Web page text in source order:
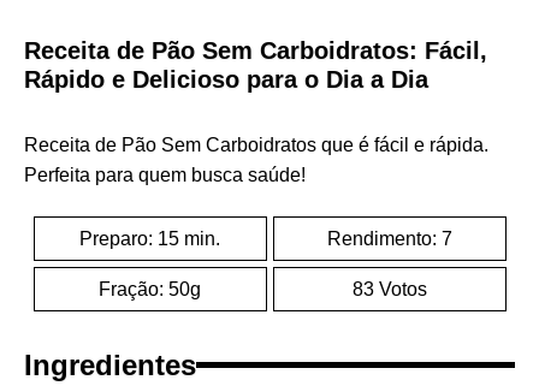
Receita de Pão Sem Carboidratos: Fácil,
Rápido e Delicioso para o Dia a Dia
Receita de Pão Sem Carboidratos que é fácil e rápida.
Perfeita para quem busca saúde!
Preparo: 15 min. Rendimento: 7
Fração: 50g 83 Votos
Ingredientes